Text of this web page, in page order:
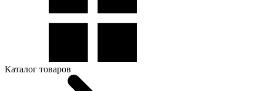
Каталог товаров